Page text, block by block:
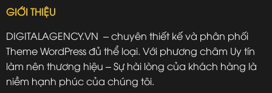
GIỚI THIỆU
DIGITALAGENCY.VN – chuyên thiết kế và phân phối
Theme WordPress đủ thể loại. Với phương châm Uy tín
làm nên thương hiệu – Sự hài lòng của khách hàng là
niềm hạnh phúc của chúng tôi.